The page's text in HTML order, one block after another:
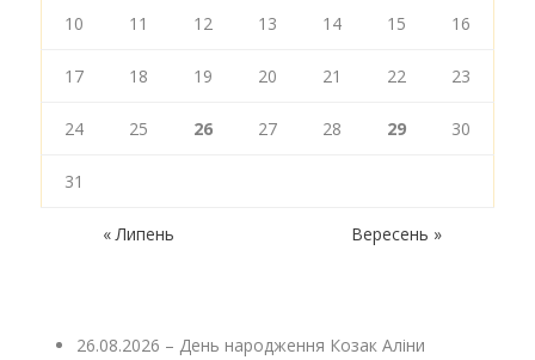
10 11 12 13 14 15 16
17 18 19 20 21 22 23
24 25 26 27 28 29 30
31
« Липень Вересень »
26.08.2026 – День народження Козак Аліни